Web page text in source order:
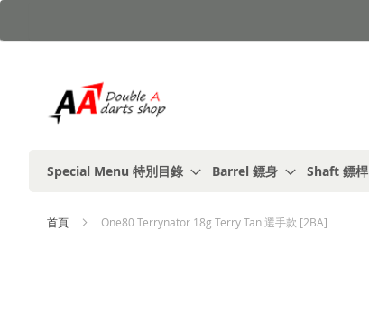
到
Special Menu 特別目錄
Barrel 鏢身 Shaft 鏢桿
首頁 One80 Terrynator 18g Terry Tan 選手款 [2BA]